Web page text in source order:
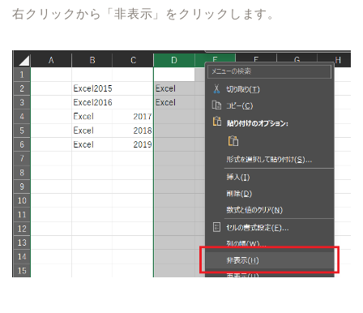
右クリックから「非表示」をクリックします。